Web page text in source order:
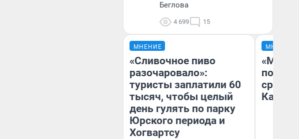
Беглова
4 699 15
МНЕНИЕ
«Сливочное пиво
разочаровало»:
туристы заплатили 60
тысяч, чтобы целый
день гулять по парку
Юрского периода и
Хогвартсу
МНЕНИЕ